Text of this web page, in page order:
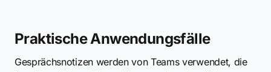
Praktische Anwendungsfälle
Gesprächsnotizen werden von Teams verwendet, die